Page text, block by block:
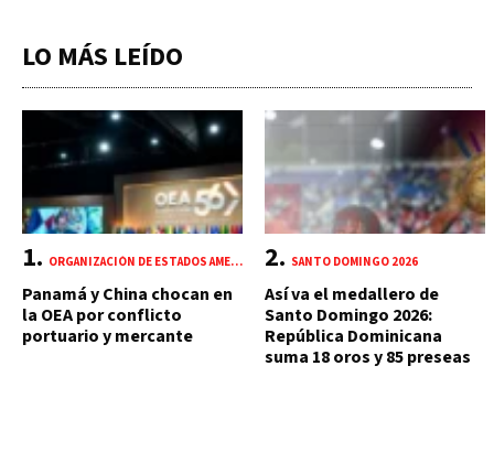
LO MÁS LEÍDO
ORGANIZACIÓN DE ESTADOS AMERICANOS (OEA)
Panamá y China chocan en
la OEA por conflicto
portuario y mercante
SANTO DOMINGO 2026
Así va el medallero de
Santo Domingo 2026:
República Dominicana
suma 18 oros y 85 preseas